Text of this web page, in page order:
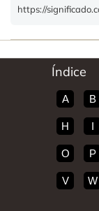
https://
Índice
A B
H I
O P
V W